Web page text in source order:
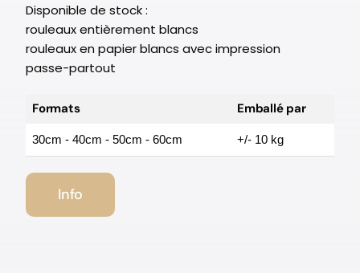
Disponible de stock :
rouleaux entièrement blancs
rouleaux en papier blancs avec impression
passe-partout
Formats Emballé par
30cm - 40cm - 50cm - 60cm +/- 10 kg
Info